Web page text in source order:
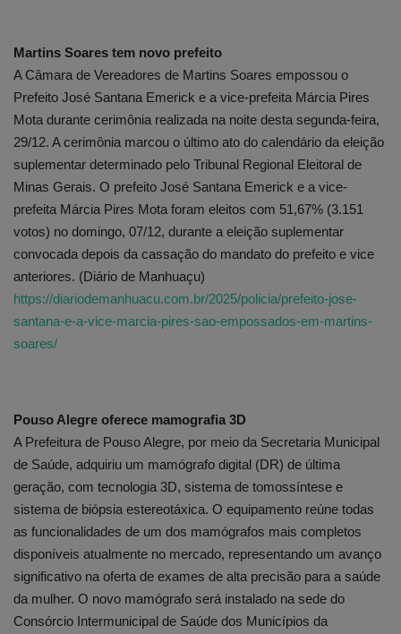
Martins Soares tem novo prefeito
A Câmara de Vereadores de Martins Soares empossou o
Prefeito José Santana Emerick e a vice-prefeita Márcia Pires
Mota durante cerimônia realizada na noite desta segunda-feira,
29/12. A cerimônia marcou o último ato do calendário da eleição
suplementar determinado pelo Tribunal Regional Eleitoral de
Minas Gerais. O prefeito José Santana Emerick e a vice-
prefeita Márcia Pires Mota foram eleitos com 51,67% (3.151
votos) no domingo, 07/12, durante a eleição suplementar
convocada depois da cassação do mandato do prefeito e vice
anteriores. (Diário de Manhuaçu)
https://diariodemanhuacu.com.br/2025/policia/prefeito-jose-
santana-e-a-vice-marcia-pires-sao-empossados-em-martins-
soares/
Pouso Alegre oferece mamografia 3D
A Prefeitura de Pouso Alegre, por meio da Secretaria Municipal
de Saúde, adquiriu um mamógrafo digital (DR) de última
geração, com tecnologia 3D, sistema de tomossíntese e
sistema de biópsia estereotáxica. O equipamento reúne todas
as funcionalidades de um dos mamógrafos mais completos
disponíveis atualmente no mercado, representando um avanço
significativo na oferta de exames de alta precisão para a saúde
da mulher. O novo mamógrafo será instalado na sede do
Consórcio Intermunicipal de Saúde dos Municípios da